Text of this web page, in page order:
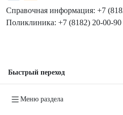
Справочная информация: +7
Поликлиника: +7 (8182) 20-00-90
Быстрый переход
Меню раздела